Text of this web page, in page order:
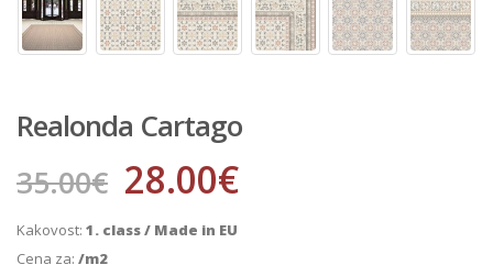
Realonda Cartago
35.00€ 28.00€
Kakovost: 1. class / Made in EU
Cena za: /m2